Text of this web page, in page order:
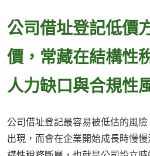
公司借址登記低價
價，常藏在結構性
人力缺口與合規性
公司借址登記最容易被低估的風
出現，而會在企業開始成長時慢